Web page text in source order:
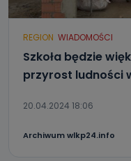
REGION WIADOMOŚCI
Szkoła będzie
przyrost ludności
20.04.2024 18:06
Archiwum wlkp24.info